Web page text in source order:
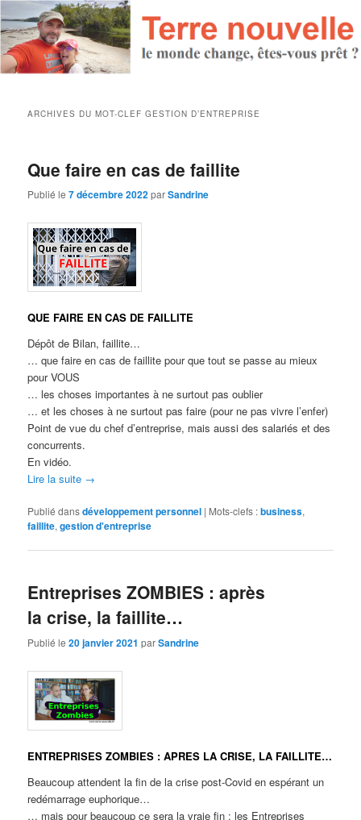
ARCHIVES DU MOT-CLEFGESTION D’ENTREPRISE
Que faire en cas de faillite
Publié le7 décembre 2022parSandrine
QUE FAIRE EN CAS DE FAILLITE
Dépôt de Bilan, faillite…
… que faire en cas de faillite pour que tout se passe au mieux
pour VOUS
… les choses importantes à ne surtout pas oublier
… et les choses à ne surtout pas faire (pour ne pas vivre l’enfer)
Point de vue du chef d’entreprise, mais aussi des salariés et des
concurrents.
En vidéo.
Lire la suite →
Publié dansdéveloppement personnel | Mots-clefs :business,
faillite,gestion d'entreprise
Entreprises ZOMBIES : après
la crise, la faillite…
Publié le20 janvier 2021 parSandrine
ENTREPRISES ZOMBIES : APRES LA CRISE, LA FAILLITE…
Beaucoup attendent la fin de la crise post-Covid en espérant un
redémarrage euphorique…
… mais pour beaucoup ce sera la vraie fin : les Entreprises